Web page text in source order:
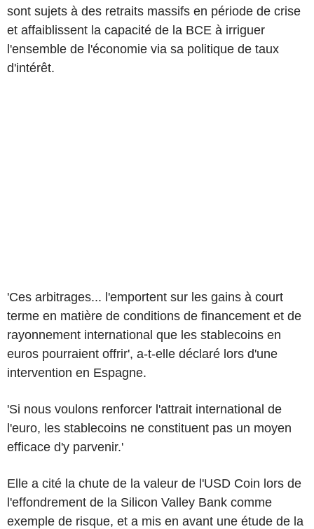
sont sujets à des retraits massifs en période de crise
et affaiblissent la capacité de la BCE à irriguer
l'ensemble de l'économie via sa politique de taux
d'intérêt.
'Ces arbitrages... l'emportent sur les gains à court
terme en matière de conditions de financement et de
rayonnement international que les stablecoins en
euros pourraient offrir', a-t-elle déclaré lors d'une
intervention en Espagne.
'Si nous voulons renforcer l'attrait international de
l'euro, les stablecoins ne constituent pas un moyen
efficace d'y parvenir.'
Elle a cité la chute de la valeur de l'USD Coin lors de
l'effondrement de la Silicon Valley Bank comme
exemple de risque, et a mis en avant une étude de la